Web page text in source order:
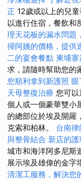
正 12歲或以上的兒
以進行住宿，餐飲和
理天花板的漏水問題
掃阿姨的價格，提供
二的宴會餐點 柬埔
求，請隨時幫助您的
您順利拿到新護照
天母整復治療 您可
個人或一個豪華雙小
的總部位於埃及開羅
克索和柏林。 台南
與整骨結合 新店的
城市和海洋阿多尼斯
展示埃及雄偉的金字
清潔工服務，解決您